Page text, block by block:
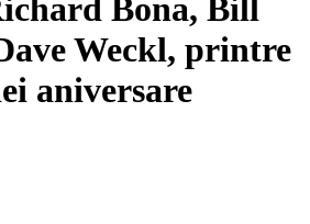
Bona, Bill
Weckl, printre
aniversare